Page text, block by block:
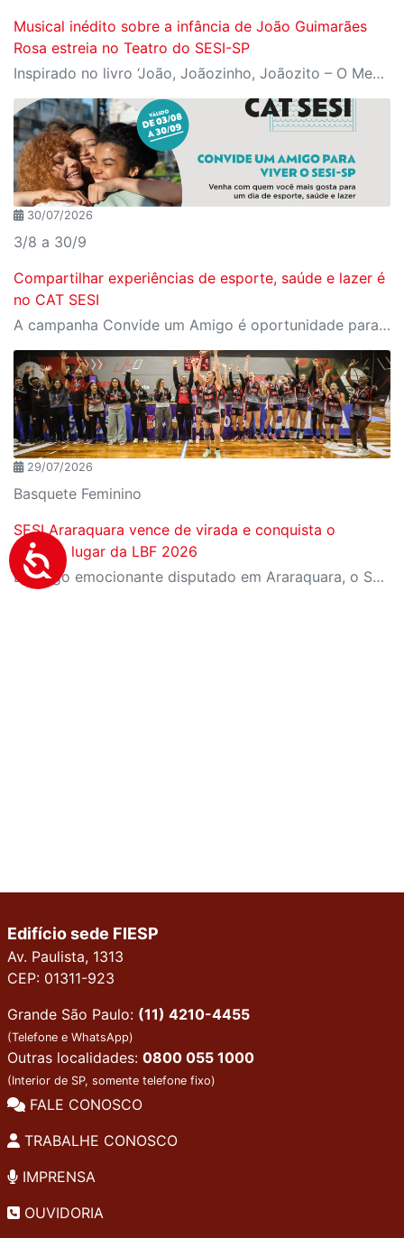
Musical inédito sobre a infância de João Guimarães
Rosa estreia no Teatro do SESI-SP
Inspirado no livro ‘João, Joãozinho, Joãozito – O Menino Encantado’, de Claudio Fragata, com direção e dramaturgia de Márcio Araújo, espetáculo acompanha os primeiros anos de vida do escritor mineiro e transforma sua infância em uma celebração da imaginação, da leitura e da cultura popular brasileira
30/07/2026
3/8 a 30/9
Compartilhar experiências de esporte, saúde e lazer é
no CAT SESI
A campanha Convide um Amigo é oportunidade para reunir amigos para aproveitar juntos toda estrutura da unidade SESI-SP mais próxima. Os benefícios para clientes e convidados estão no regulamento
29/07/2026
Basquete Feminino
SESI Araraquara vence de virada e conquista o
terceiro lugar da LBF 2026
Em jogo emocionante disputado em Araraquara, o SESI Araraquara Basquete superou um déficit de quase 20 pontos, contou com o apoio massivo da torcida e derrotou o Cerrado BRB por 77 a 71, conquistando o terceiro lugar da LBF Loterias Caixa 2026
Edifício sede FIESP
Av. Paulista, 1313
CEP: 01311-923
Grande São Paulo: (11) 4210-4455
(Telefone e WhatsApp)
Outras localidades: 0800 055 1000
(Interior de SP, somente telefone fixo)
FALE CONOSCO
TRABALHE CONOSCO
IMPRENSA
OUVIDORIA